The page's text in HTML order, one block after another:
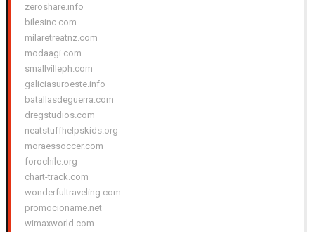
zeroshare.info
bilesinc.com
milaretreatnz.com
modaagi.com
smallvilleph.com
galiciasuroeste.info
batallasdeguerra.com
dregstudios.com
neatstuffhelpskids.org
moraessoccer.com
forochile.org
chart-track.com
wonderfultraveling.com
promocioname.net
wimaxworld.com